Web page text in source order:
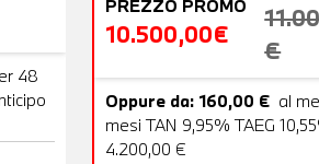
48
PREZZO PROMO
10.500,00€
€
Oppure da: 160,00 € al
mesi TAN 9,95% TAEG
4.200,00 €